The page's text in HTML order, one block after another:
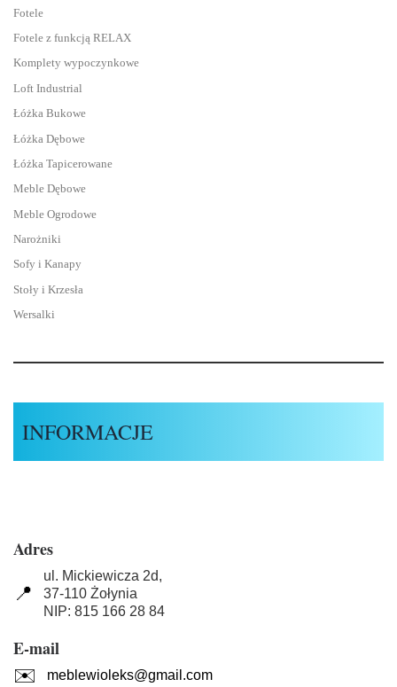
Fotele
Fotele z funkcją RELAX
Komplety wypoczynkowe
Loft Industrial
Łóżka Bukowe
Łóżka Dębowe
Łóżka Tapicerowane
Meble Dębowe
Meble Ogrodowe
Narożniki
Sofy i Kanapy
Stoły i Krzesła
Wersalki
INFORMACJE
Adres
📍
ul. Mickiewicza 2d,
37-110 Żołynia
NIP: 815 166 28 84
E-mail
✉️ meblewioleks@gmail.com